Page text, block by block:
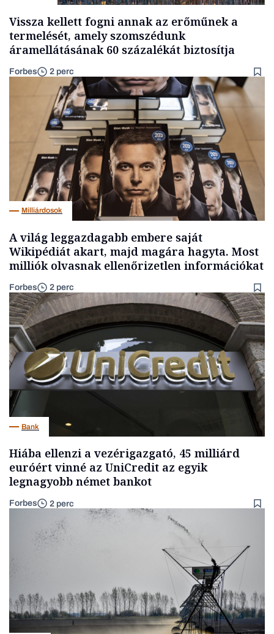
Vissza kellett fogni annak az erőműnek a
termelését, amely szomszédunk
áramellátásának 60 százalékát biztosítja
Forbes 2 perc
Milliárdosok
A világ leggazdagabb embere saját
Wikipédiát akart, majd magára hagyta. Most
milliók olvasnak ellenőrizetlen információkat
Forbes 2 perc
Bank
Hiába ellenzi a vezérigazgató, 45 milliárd
euróért vinné az UniCredit az egyik
legnagyobb német bankot
Forbes 2 perc